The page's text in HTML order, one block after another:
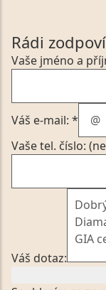
Rádi
Vaše jméno a
Váš e-mail: *
Vaše tel. číslo:
Váš dotaz: